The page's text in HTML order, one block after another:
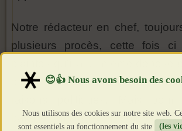
Notre rédacteur en chef,
plusieurs procès, cette fois
et en incitation à la
bataille juridique, il doit là
Nous utilisons des cookies sur notre site web.
sont essentiels au fonctionnement du site
(les